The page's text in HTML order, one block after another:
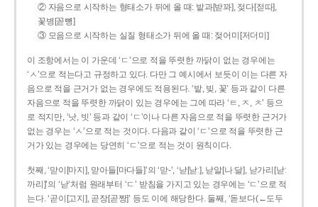
② 자음으로 시작하는 형태소가 뒤에 올 때: 밭과[받꽈], 젖다[젇따],
꽃병[꼳뼝]
③ 모음으로 시작하는 실질 형태소가 뒤에 올 때: 젖어미[저더미]
이 조항에서는 이 가운데 ‘ㄷ’으로 적을 뚜렷한 까닭이 없는 경우에는
‘ㅅ’으로 적는다고 규정하고 있다. 다만 그 예시에서 보듯이 이는 다른 자
음으로 적을 근거가 없는 경우에도 적용된다. ‘밭, 빚, 꽃’ 등과 같이 다른
자음으로 적을 뚜렷한 까닭이 있는 경우에는 그에 따라 ‘ㅌ, ㅈ, ㅊ’ 등으
로 적지만, ‘낫, 빗’ 등과 같이 ‘ㄷ’이나 다른 자음으로 적을 뚜렷한 근거가
없는 경우는 ‘ㅅ’으로 적는 것이다. 다음과 같이 ‘ㄷ’으로 적을 뚜렷한 근
거가 있는 경우에는 당연히 ‘ㄷ’으로 적는 것이 원칙이다.
첫째, ‘맏이[마지], 맏아들[마다들]’의 ‘맏-’, ‘낟[낟ː], 낟알[나ː달], 낟가리[낟ː
까리]’의 ‘낟’처럼 원래부터 ‘ㄷ’ 받침을 가지고 있는 경우에는 ‘ㄷ’으로 적
는다. ‘곧이[고지], 곧장[곧짱]’ 등도 이에 해당한다. 둘째, ‘돋보다(←도두